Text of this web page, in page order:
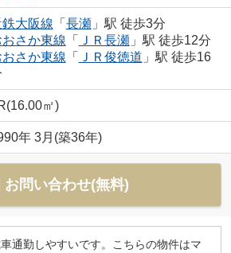
鉄大阪線 「 長瀬」駅 徒歩3分
おさか東線 「 ＪＲ長瀬」駅 徒歩12分
おさか東線 「 ＪＲ俊徳道 」駅 徒歩16
㎡)
年 3月(築36年)
お問い合わせ(無料)
通勤しやすいです。こちらの物件はマ